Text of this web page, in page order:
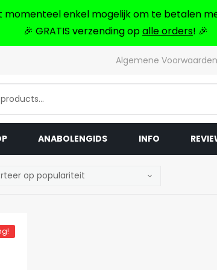
momenteel enkel mogelijk om te betalen
🎉 GRATIS verzending opalle orders! 🎉
Algemene Voorwaarden
ANABOLENGIDS INFO